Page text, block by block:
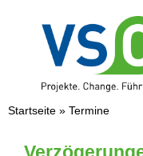
springen
VSC-Team
Mittelstand
Startseite » Termine